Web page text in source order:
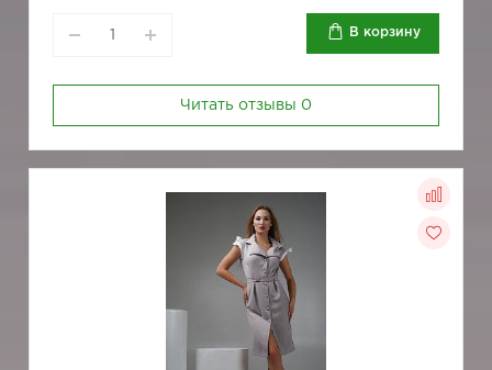
В корзину
Читать отзывы 0